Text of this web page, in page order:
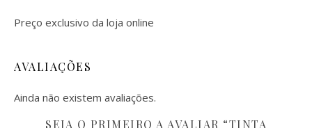
Preço exclusivo da loja online
AVALIAÇÕES
Ainda não existem avaliações.
SEJA O PRIMEIRO A AVALIAR “TINTA